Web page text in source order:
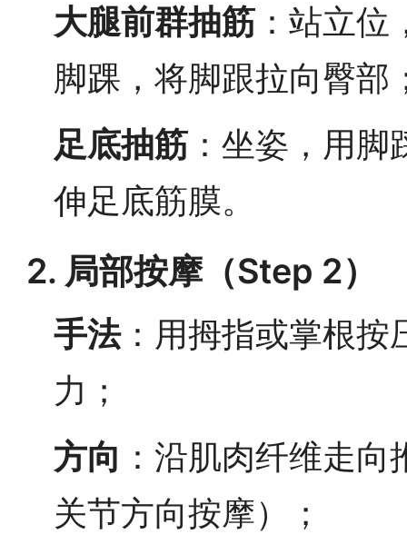
大腿前群抽筋 ：站立
脚踝，将脚跟拉向臀部
足底抽筋 ：坐姿，用
伸足底筋膜。
2. 局部按摩（Step 2）
手法：用拇指或掌根按
力；
方向 ：沿肌肉纤维走
关节方向按摩）；